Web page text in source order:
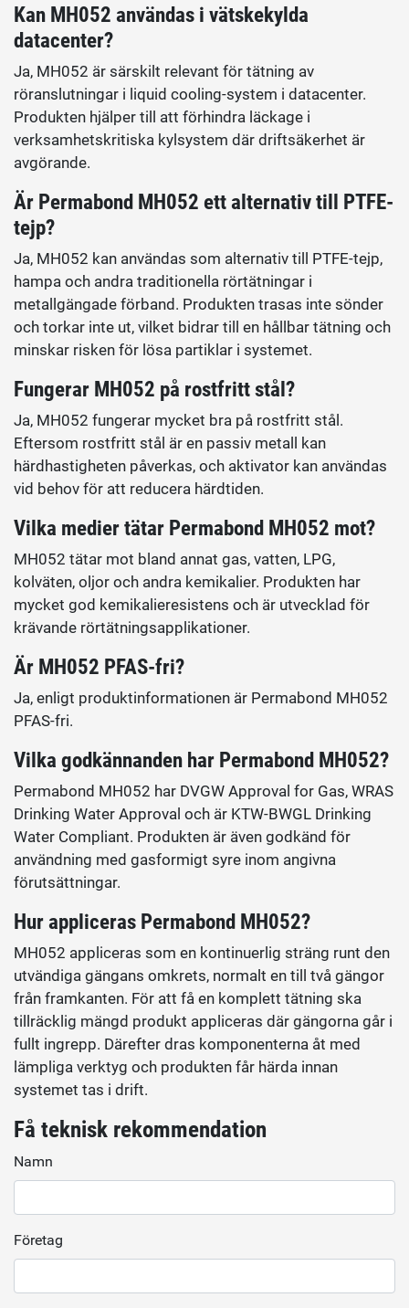
Kan MH052 användas i vätskekylda
datacenter?
Ja, MH052 är särskilt relevant för tätning av
röranslutningar i liquid cooling-system i datacenter.
Produkten hjälper till att förhindra läckage i
verksamhetskritiska kylsystem där driftsäkerhet är
avgörande.
Är Permabond MH052 ett alternativ till PTFE-
tejp?
Ja, MH052 kan användas som alternativ till PTFE-tejp,
hampa och andra traditionella rörtätningar i
metallgängade förband. Produkten trasas inte sönder
och torkar inte ut, vilket bidrar till en hållbar tätning och
minskar risken för lösa partiklar i systemet.
Fungerar MH052 på rostfritt stål?
Ja, MH052 fungerar mycket bra på rostfritt stål.
Eftersom rostfritt stål är en passiv metall kan
härdhastigheten påverkas, och aktivator kan användas
vid behov för att reducera härdtiden.
Vilka medier tätar Permabond MH052 mot?
MH052 tätar mot bland annat gas, vatten, LPG,
kolväten, oljor och andra kemikalier. Produkten har
mycket god kemikalieresistens och är utvecklad för
krävande rörtätningsapplikationer.
Är MH052 PFAS-fri?
Ja, enligt produktinformationen är Permabond MH052
PFAS-fri.
Vilka godkännanden har Permabond MH052?
Permabond MH052 har DVGW Approval for Gas, WRAS
Drinking Water Approval och är KTW-BWGL Drinking
Water Compliant. Produkten är även godkänd för
användning med gasformigt syre inom angivna
förutsättningar.
Hur appliceras Permabond MH052?
MH052 appliceras som en kontinuerlig sträng runt den
utvändiga gängans omkrets, normalt en till två gängor
från framkanten. För att få en komplett tätning ska
tillräcklig mängd produkt appliceras där gängorna går i
fullt ingrepp. Därefter dras komponenterna åt med
lämpliga verktyg och produkten får härda innan
systemet tas i drift.
Få teknisk rekommendation
Namn
Företag